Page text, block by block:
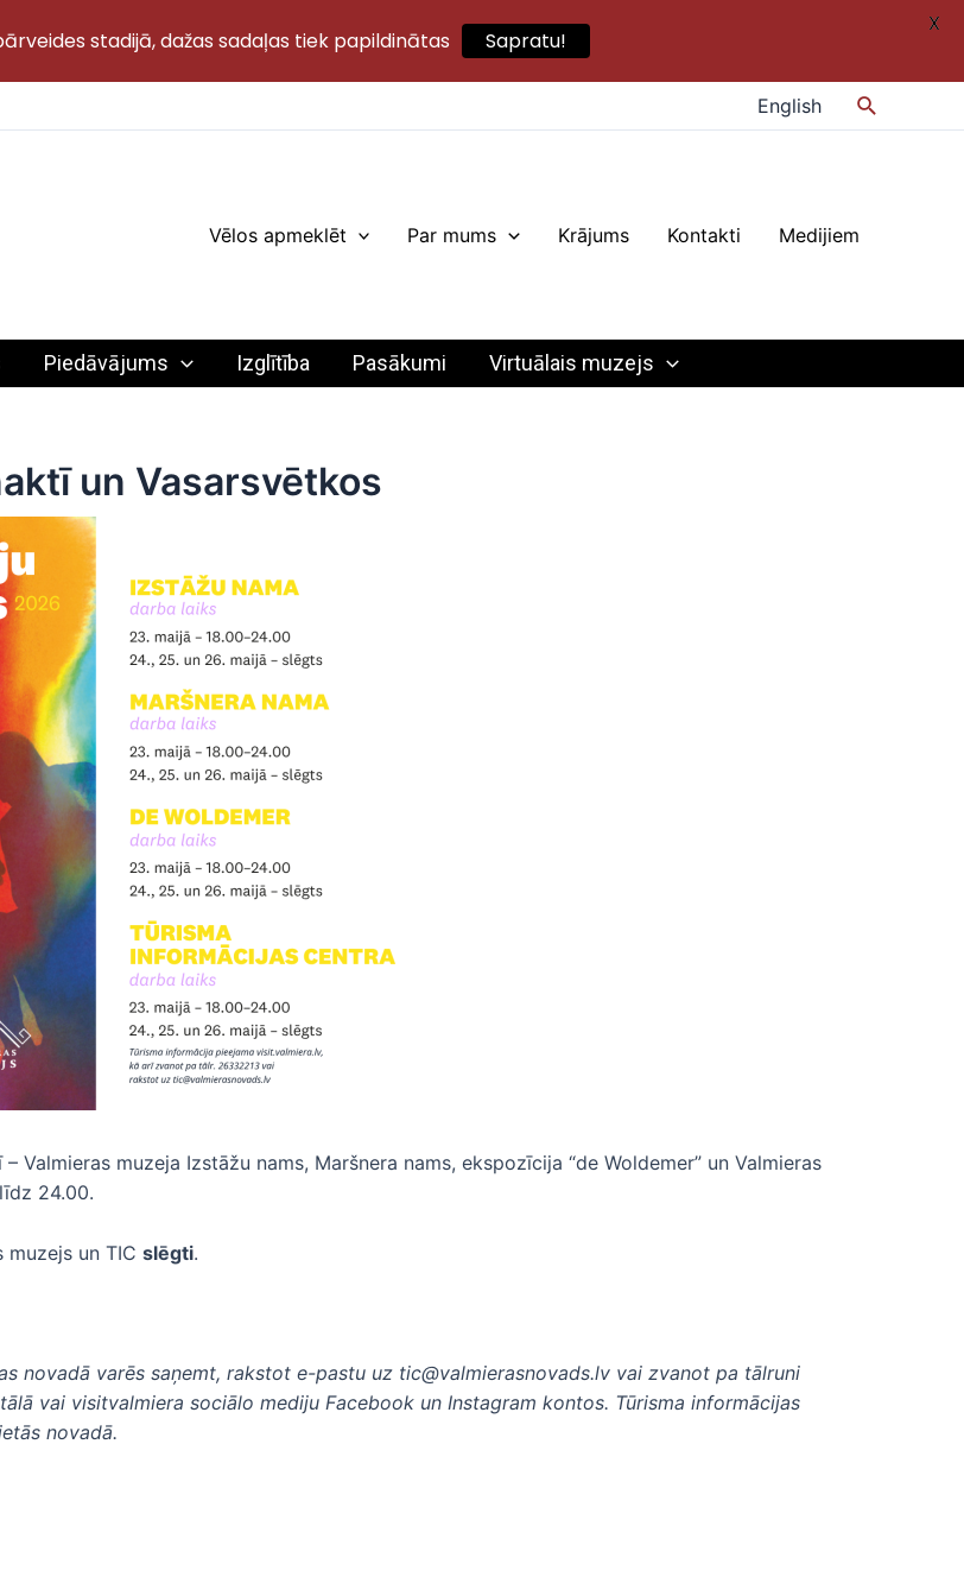
English Search
Vēlos apmeklēt Par mums Krājums Kontakti Medijiem
Piedāvājums Izglītība Pasākumi Virtuālais muzejs
un Vasarsvētkos
Valmieras muzeja Izstāžu nams, Maršnera nams, ekspozīcija “de Woldemer” un Valmieras
24.00.
muzejs un TIC slēgti.
novadā varēs saņemt, rakstot e-pastu uz tic@valmierasnovads.lv vai zvanot pa tālruni
vai visitvalmiera sociālo mediju Facebook un Instagram kontos. Tūrisma informācijas
novadā.
stadijā, dažas sadaļas tiek papildinātas Sapratu!
X